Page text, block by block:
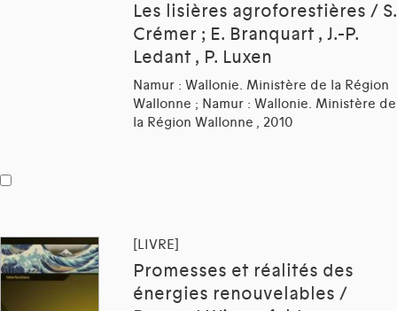
Les lisières agroforestières / S.
Crémer ; E. Branquart , J.-P.
Ledant , P. Luxen
Namur : Wallonie. Ministère de la Région
Wallonne ; Namur : Wallonie. Ministère de
la Région Wallonne , 2010
[LIVRE]
Promesses et réalités des
énergies renouvelables /